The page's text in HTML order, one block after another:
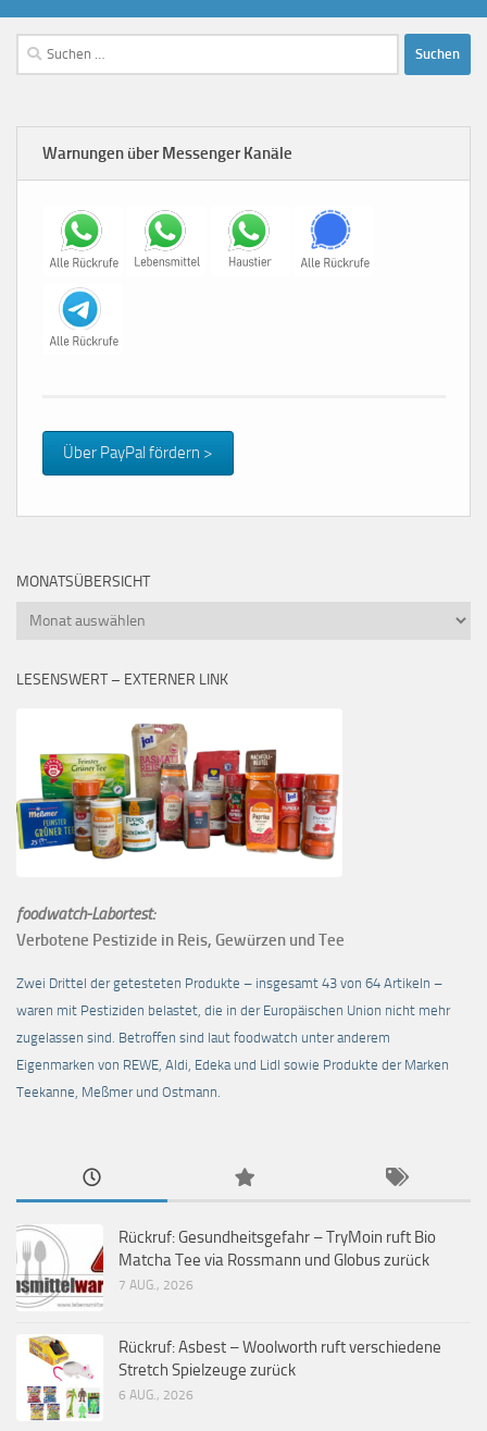
Suchen
nach:
Warnungen über Messenger Kanäle
Über PayPal fördern >
MONATSÜBERSICHT
Monatsübersicht
LESENSWERT – EXTERNER LINK
foodwatch-Labortest:
Verbotene Pestizide in Reis, Gewürzen und Tee
Zwei Drittel der getesteten Produkte – insgesamt 43 von 64 Artikeln –
waren mit Pestiziden belastet, die in der Europäischen Union nicht mehr
zugelassen sind. Betroffen sind laut foodwatch unter anderem
Eigenmarken von REWE, Aldi, Edeka und Lidl sowie Produkte der Marken
Teekanne, Meßmer und Ostmann.
Rückruf: Gesundheitsgefahr – TryMoin ruft Bio
Matcha Tee via Rossmann und Globus zurück
7 AUG., 2026
Rückruf: Asbest – Woolworth ruft verschiedene
Stretch Spielzeuge zurück
6 AUG., 2026